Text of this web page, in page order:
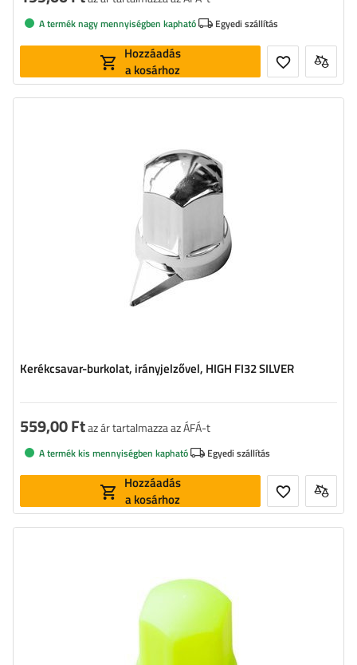
A termék nagy mennyiségben kapható Egyedi szállítás
Hozzáadás
a kosárhoz
Kerékcsavar-burkolat, irányjelzővel, HIGH FI32 SILVER
559,00 Ftaz ár tartalmazza az ÁFÁ-t
A termék kis mennyiségben kapható Egyedi szállítás
Hozzáadás
a kosárhoz